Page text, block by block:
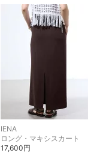
IENA
ロング・マキシスカート
17,600円